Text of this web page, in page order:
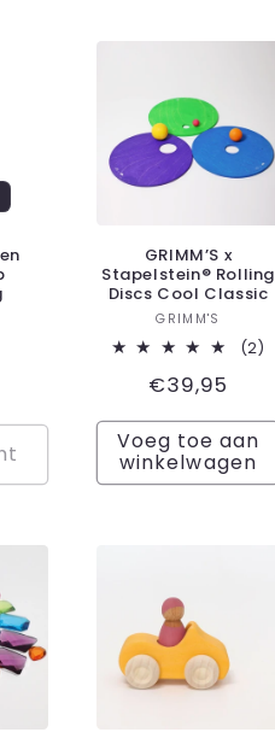
GRIMM’S x
Stapelstein® Rolling
Discs Cool Classic
Verkoper:
GRIMM'S
(2)
Normale
prijs
€39,95
Voeg toe aan
winkelwagen